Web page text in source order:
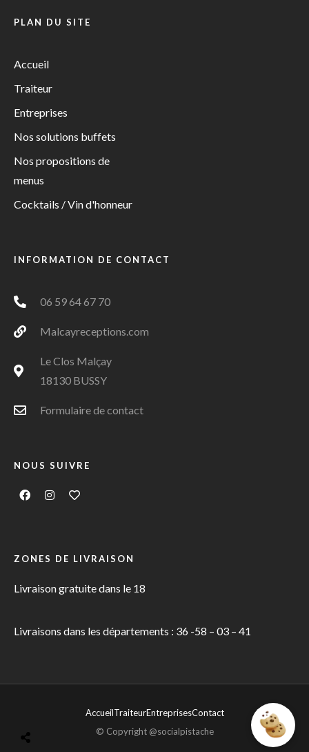
PLAN DU SITE
Accueil
Traiteur
Entreprises
Nos solutions buffets
Nos propositions de
menus
Cocktails / Vin d'honneur
INFORMATION DE CONTACT
06 59 64 67 70
Malcayreceptions.com
Le Clos Malçay
18130 BUSSY
Formulaire de contact
NOUS SUIVRE
ZONES DE LIVRAISON
Livraison gratuite dans le 18
Livraisons dans les départements : 36 -58 – 03 – 41
© Copyright @socialpistache
AccueilTraiteurEntreprisesContact